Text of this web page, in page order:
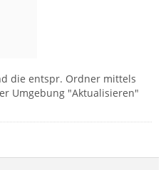
die entspr. Ordner mittels
Umgebung "Aktualisieren"